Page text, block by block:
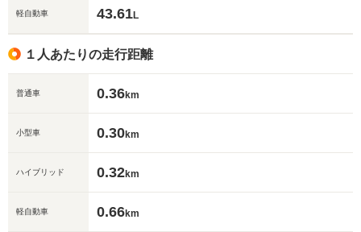
軽自動車 43.61L
１人あたりの走行距離
普通車 0.36km
小型車 0.30km
ハイブリッド 0.32km
軽自動車 0.66km